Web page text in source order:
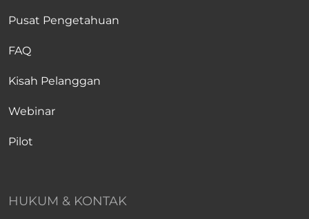
Pusat Pengetahuan
FAQ
Kisah Pelanggan
Webinar
Pilot
HUKUM & KONTAK